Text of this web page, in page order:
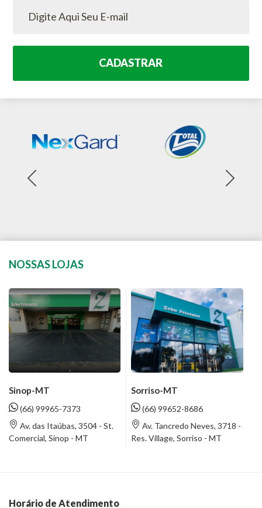
CADASTRAR
NOSSAS LOJAS
Sinop-MT
(66) 99965-7373
Av. das Itaúbas, 3504 - St.
Comercial, Sinop - MT
Sorriso-MT
(66) 99652-8686
Av. Tancredo Neves, 3718 -
Res. Village, Sorriso - MT
Horário de Atendimento